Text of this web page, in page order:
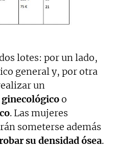
lotes: por un lado,
general y, por otra
un
o
. Las mujeres
someterse además
su densidad ósea.